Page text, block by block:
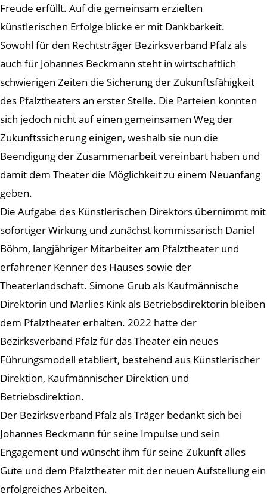
Freude erfüllt. Auf die gemeinsam erzielten
künstlerischen Erfolge blicke er mit Dankbarkeit.
Sowohl für den Rechtsträger Bezirksverband Pfalz als
auch für Johannes Beckmann steht in wirtschaftlich
schwierigen Zeiten die Sicherung der Zukunftsfähigkeit
des Pfalztheaters an erster Stelle. Die Parteien konnten
sich jedoch nicht auf einen gemeinsamen Weg der
Zukunftssicherung einigen, weshalb sie nun die
Beendigung der Zusammenarbeit vereinbart haben und
damit dem Theater die Möglichkeit zu einem Neuanfang
geben.
Die Aufgabe des Künstlerischen Direktors übernimmt mit
sofortiger Wirkung und zunächst kommissarisch Daniel
Böhm, langjähriger Mitarbeiter am Pfalztheater und
erfahrener Kenner des Hauses sowie der
Theaterlandschaft. Simone Grub als Kaufmännische
Direktorin und Marlies Kink als Betriebsdirektorin bleiben
dem Pfalztheater erhalten. 2022 hatte der
Bezirksverband Pfalz für das Theater ein neues
Führungsmodell etabliert, bestehend aus Künstlerischer
Direktion, Kaufmännischer Direktion und
Betriebsdirektion.
Der Bezirksverband Pfalz als Träger bedankt sich bei
Johannes Beckmann für seine Impulse und sein
Engagement und wünscht ihm für seine Zukunft alles
Gute und dem Pfalztheater mit der neuen Aufstellung ein
erfolgreiches Arbeiten.